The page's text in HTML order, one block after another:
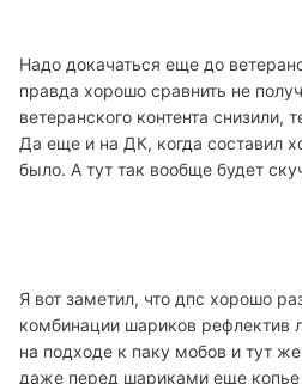
Надо докачаться еще до
правда хорошо сравнить не
ветеранского контента снизили,
Да еще и на ДК, когда составил
было. А тут так вообще будет
Я вот заметил, что дпс хорошо
комбинации шариков рефлектив
на подходе к паку мобов и тут
даже перед шариками еще